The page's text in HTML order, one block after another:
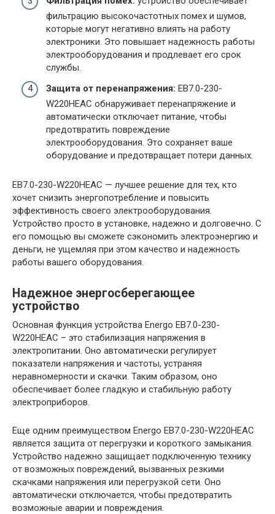
фильтрацию высокочастотных помех и шумов,
которые могут негативно влиять на работу
электроники. Это повышает надежность работы
электрооборудования и продлевает его срок
службы.
Защита от перенапряжения: EB7.0-230-
W220HЕAC обнаруживает перенапряжение и
автоматически отключает питание, чтобы
предотвратить повреждение
электрооборудования. Это сохраняет ваше
оборудование и предотвращает потери данных.
EB7.0-230-W220HЕAC — лучшее решение для тех, кто
хочет снизить энергопотребление и повысить
эффективность своего электрооборудования.
Устройство просто в установке, надежно и долговечно. С
его помощью вы сможете сэкономить электроэнергию и
деньги, не ущемляя при этом качество и надежность
работы вашего оборудования.
Надежное энергосберегающее
устройство
Основная функция устройства Energo EB7.0-230-
W220HЕAC – это стабилизация напряжения в
электропитании. Оно автоматически регулирует
показатели напряжения и частоты, устраняя
неравномерности и скачки. Таким образом, оно
обеспечивает более гладкую и стабильную работу
электроприборов.
Еще одним преимуществом Energo EB7.0-230-W220HЕAC
является защита от перегрузки и короткого замыкания.
Устройство надежно защищает подключенную технику
от возможных повреждений, вызванных резкими
скачками напряжения или перегрузкой сети. Оно
автоматически отключается, чтобы предотвратить
возможные аварии и повреждения.